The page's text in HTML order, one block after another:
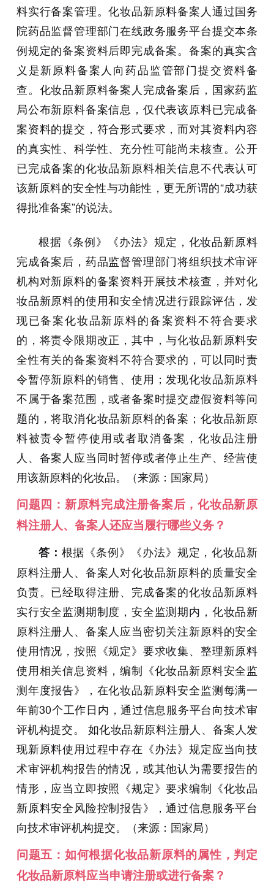
料实行备案管理。化妆品新原料备案人通过国务
院药品监督管理部门在线政务服务平台提交本条
例规定的备案资料后即完成备案。备案的真实含
义是新原料备案人向药品监管部门提交资料备
查。化妆品新原料备案人完成备案后，国家药监
局公布新原料备案信息，仅代表该原料已完成备
案资料的提交，符合形式要求，而对其资料内容
的真实性、科学性、充分性可能尚未核查。公开
已完成备案的化妆品新原料相关信息不代表认可
该新原料的安全性与功能性，更无所谓的“成功获
得批准备案”的说法。
根据《条例》《办法》规定，化妆品新原料
完成备案后，药品监督管理部门将组织技术审评
机构对新原料的备案资料开展技术核查，并对化
妆品新原料的使用和安全情况进行跟踪评估，发
现已备案化妆品新原料的备案资料不符合要求
的，将责令限期改正，其中，与化妆品新原料安
全性有关的备案资料不符合要求的，可以同时责
令暂停新原料的销售、使用；发现化妆品新原料
不属于备案范围，或者备案时提交虚假资料等问
题的，将取消化妆品新原料的备案；化妆品新原
料被责令暂停使用或者取消备案，化妆品注册
人、备案人应当同时暂停或者停止生产、经营使
用该新原料的化妆品。（来源：国家局）
问题四：新原料完成注册备案后，化妆品新原
料注册人、备案人还应当履行哪些义务？
答： 根据《条例》《办法》规定，化妆品新
原料注册人、备案人对化妆品新原料的质量安全
负责。已经取得注册、完成备案的化妆品新原料
实行安全监测期制度，安全监测期内，化妆品新
原料注册人、备案人应当密切关注新原料的安全
使用情况，按照《规定》要求收集、整理新原料
使用相关信息资料，编制《化妆品新原料安全监
测年度报告》，在化妆品新原料安全监测每满一
年前30个工作日内，通过信息服务平台向技术审
评机构提交。 如化妆品新原料注册人、备案人发
现新原料使用过程中存在《办法》规定应当向技
术审评机构报告的情况，或其他认为需要报告的
情形，应当立即按照《规定》要求编制《化妆品
新原料安全风险控制报告》，通过信息服务平台
向技术审评机构提交。（来源：国家局）
问题五：如何根据化妆品新原料的属性，判定
化妆品新原料应当申请注册或进行备案？